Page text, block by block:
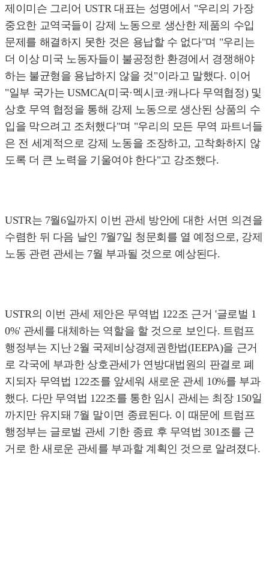
제이미슨 그리어 USTR 대표는 성명에서 "우리의 가장
중요한 교역국들이 강제 노동으로 생산한 제품의 수입
문제를 해결하지 못한 것은 용납할 수 없다"며 "우리는
더 이상 미국 노동자들이 불공정한 환경에서 경쟁해야
하는 불균형을 용납하지 않을 것"이라고 말했다. 이어
"일부 국가는 USMCA(미국·멕시코·캐나다 무역협정) 및
상호 무역 협정을 통해 강제 노동으로 생산된 상품의 수
입을 막으려고 조처했다"며 "우리의 모든 무역 파트너들
은 전 세계적으로 강제 노동을 조장하고, 고착화하지 않
도록 더 큰 노력을 기울여야 한다"고 강조했다.
USTR는 7월6일까지 이번 관세 방안에 대한 서면 의견을
수렴한 뒤 다음 날인 7월7일 청문회를 열 예정으로, 강제
노동 관련 관세는 7월 부과될 것으로 예상된다.
USTR의 이번 관세 제안은 무역법 122조 근거 '글로벌 1
0%' 관세를 대체하는 역할을 할 것으로 보인다. 트럼프
행정부는 지난 2월 국제비상경제권한법(IEEPA)을 근거
로 각국에 부과한 상호관세가 연방대법원의 판결로 폐
지되자 무역법 122조를 앞세워 새로운 관세 10%를 부과
했다. 다만 무역법 122조를 통한 임시 관세는 최장 150일
까지만 유지돼 7월 말이면 종료된다. 이 때문에 트럼프
행정부는 글로벌 관세 기한 종료 후 무역법 301조를 근
거로 한 새로운 관세를 부과할 계획인 것으로 알려졌다.